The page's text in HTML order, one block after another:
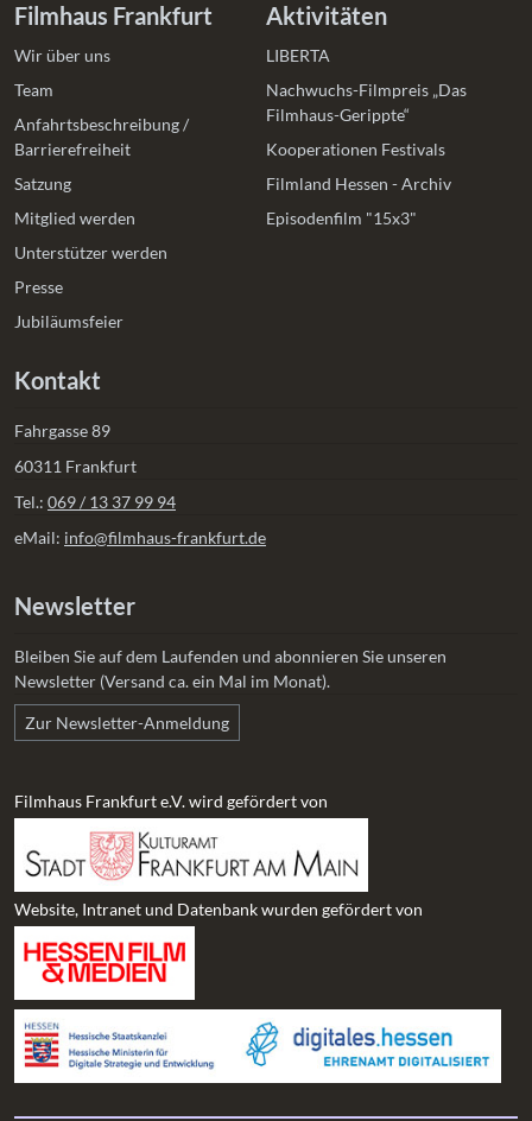
Filmhaus Frankfurt
Wir über uns
Team
Anfahrtsbeschreibung /
Barrierefreiheit
Satzung
Mitglied werden
Unterstützer werden
Presse
Jubiläumsfeier
Aktivitäten
LIBERTA
Nachwuchs-Filmpreis „Das
Filmhaus-Gerippte“
Kooperationen Festivals
Filmland Hessen - Archiv
Episodenfilm "15x3"
Kontakt
Fahrgasse 89
60311 Frankfurt
Tel.: 069 / 13 37 99 94
eMail: info@filmhaus-frankfurt.de
Newsletter
Bleiben Sie auf dem Laufenden und abonnieren Sie unseren
Newsletter (Versand ca. ein Mal im Monat).
Zur Newsletter-Anmeldung
Filmhaus Frankfurt e.V. wird gefördert von
Website, Intranet und Datenbank wurden gefördert von